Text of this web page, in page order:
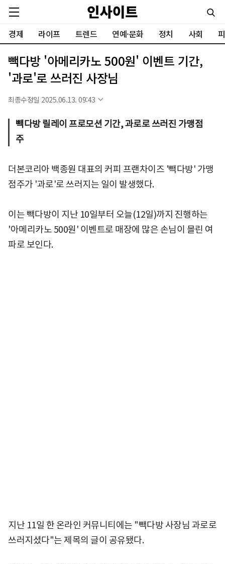
경제 라이프 트렌드 연예·문화 정치 사회
빽다방 '아메리카노 500원' 이벤트 기간,
'과로'로 쓰러진 사장님
최종수정일 2025.06.13. 09:43
빽다방 릴레이 프로모션 기간, 과로로 쓰러진 가맹점
주
더본코리아 백종원 대표의 커피 프랜차이즈 '빽다방' 가맹
점주가 '과로'로 쓰러지는 일이 발생했다.
이는 빽다방이 지난 10일부터 오늘(12일)까지 진행하는
'아메리카노 500원' 이벤트로 매장에 많은 손님이 몰린 여
파로 보인다.
지난 11일 한 온라인 커뮤니티에는 "빽다방 사장님 과로로
쓰러지셨다"는 제목의 글이 공유됐다.